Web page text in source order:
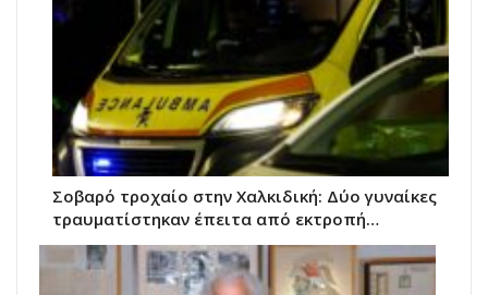
Σοβαρό τροχαίο στην Χαλκιδική: Δύο γυναίκες
τραυματίστηκαν έπειτα από εκτροπή…